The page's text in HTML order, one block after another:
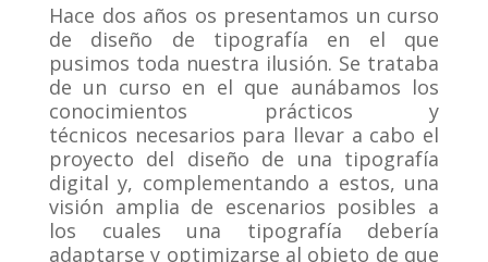
Hace dos años os presentamos un curso
de diseño de tipografía en el que
pusimos toda nuestra ilusión. Se trataba
de un curso en el que aunábamos los
conocimientos prácticos y
técnicos necesarios para llevar a cabo el
proyecto del diseño de una tipografía
digital y, complementando a estos, una
visión amplia de escenarios posibles a
los cuales una tipografía debería
adaptarse y optimizarse al objeto de que